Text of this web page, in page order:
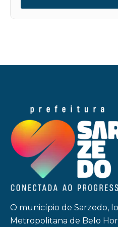
O município de Sarzedo,
Metropolitana de Belo